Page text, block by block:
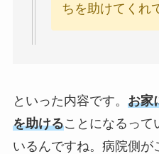
ちを助けてくれ
といった内容です。 お家
を助けることになるって
いるんですね。病院側